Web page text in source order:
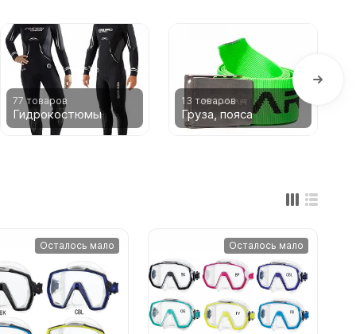
77 товаров
Гидрокостюмы
13 товаров
Груза, пояса
Осталось мало Осталось мало